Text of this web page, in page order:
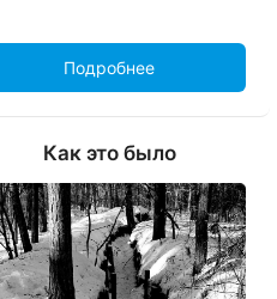
Подробнее
Как это было